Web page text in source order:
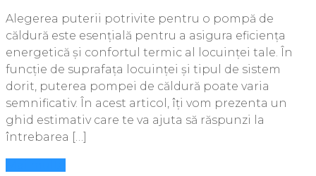
Alegerea puterii potrivite pentru o pompă de
căldură este esențială pentru a asigura eficiența
energetică și confortul termic al locuinței tale. În
funcție de suprafața locuinței și tipul de sistem
dorit, puterea pompei de căldură poate varia
semnificativ. În acest articol, îți vom prezenta un
ghid estimativ care te va ajuta să răspunzi la
întrebarea […]